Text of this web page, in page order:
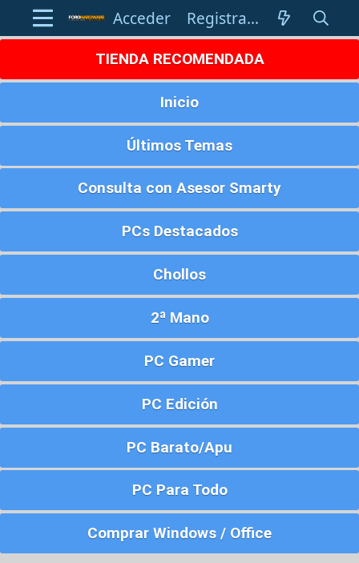
Acceder Registrarse
TIENDA RECOMENDADA
Inicio
Últimos Temas
Consulta con Asesor Smarty
PCs Destacados
Chollos
2ª Mano
PC Gamer
PC Edición
PC Barato/Apu
PC Para Todo
Comprar Windows / Office